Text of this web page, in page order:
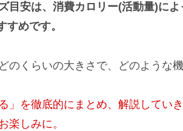
目安は、消費カロリー(活動量)によ
めです。
のくらいの大きさで、どのような
」を徹底的にまとめ、解説してい
楽しみに。